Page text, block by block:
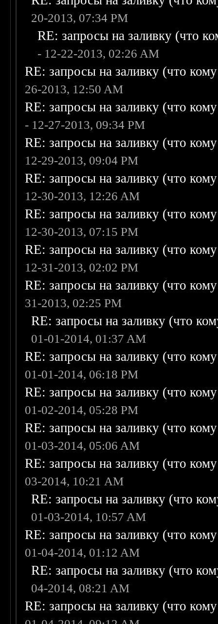
20-2013, 07:34 PM
RE: запросы на заливку (что
- 12-22-2013, 02:26 AM
RE: запросы на заливку (что
26-2013, 12:50 AM
RE: запросы на заливку (что
- 12-27-2013, 09:34 PM
RE: запросы на заливку (что
12-29-2013, 09:04 PM
RE: запросы на заливку (что
12-30-2013, 12:26 AM
RE: запросы на заливку (что
12-30-2013, 07:15 PM
RE: запросы на заливку (что
12-31-2013, 02:02 PM
RE: запросы на заливку (что
31-2013, 02:25 PM
RE: запросы на заливку (что
01-01-2014, 01:37 AM
RE: запросы на заливку (что
01-01-2014, 06:18 PM
RE: запросы на заливку (что
01-02-2014, 05:28 PM
RE: запросы на заливку (что
01-03-2014, 05:06 AM
RE: запросы на заливку (что
03-2014, 10:21 AM
RE: запросы на заливку (что
01-03-2014, 10:57 AM
RE: запросы на заливку (что
01-04-2014, 01:12 AM
RE: запросы на заливку (что
04-2014, 08:21 AM
RE: запросы на заливку (что